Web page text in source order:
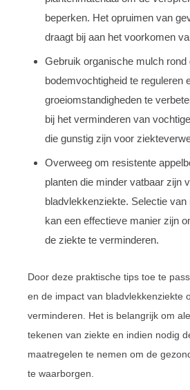
beperken. Het opruimen van
draagt bij aan het voorkomen
Gebruik organische mulch rond
bodemvochtigheid te reguleren
groeiomstandigheden te
bij het verminderen van
die gunstig zijn voor
Overweeg om resistente
planten die minder vatbaar zijn
bladvlekkenziekte. Selectie
kan een effectieve manier zijn
de ziekte te verminderen.
Door deze praktische tips toe te
en de impact van bladvlekkenziekte
verminderen. Het is belangrijk om
tekenen van ziekte en indien nodig
maatregelen te nemen om de
te waarborgen.